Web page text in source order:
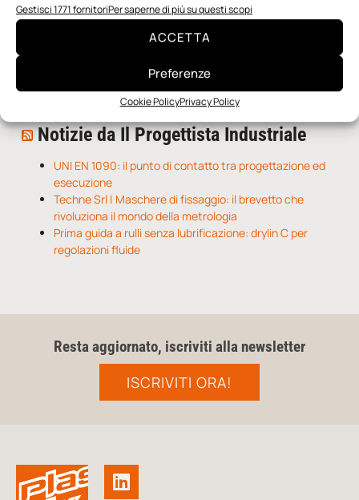
Gestisci 1771 fornitoriPer saperne di più su questi scopi
ACCETTA
Preferenze
Cookie PolicyPrivacy Policy
I nanonastri di grafene come potenziali sensori per i
con un singolo motore
Notizie da Il Progettista Industriale
UNI EN 1090: il punto di contatto tra progettazione ed
esecuzione
Techne Srl | Maschere di fissaggio: il brevetto che
rivoluziona il mondo della metrologia
Prima guida a rulli senza lubrificazione: drylin C per
regolazioni fluide
Resta aggiornato, iscriviti alla newsletter
ISCRIVITI ORA!